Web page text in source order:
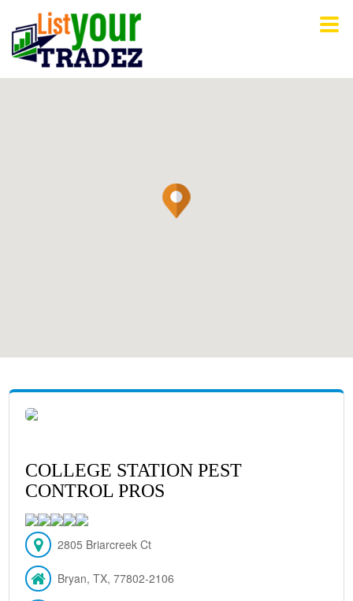
COLLEGE STATION PEST
CONTROL PROS
2805 Briarcreek Ct
Bryan, TX, 77802-2106